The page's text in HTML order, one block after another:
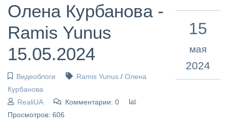
Олена Курбанова -
Ramis Yunus
15.05.2024
Видеоблоги Ramis Yunus/ Олена
Курбанова
RealiUA
Комментарии: 0
Просмотров: 606
15
мая
2024